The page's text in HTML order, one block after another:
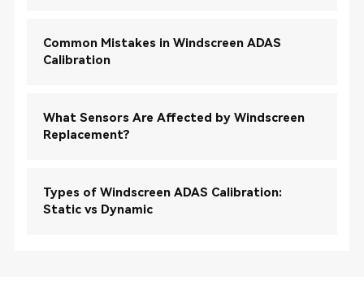
Common Mistakes in Windscreen ADAS
Calibration
What Sensors Are Affected by Windscreen
Replacement?
Types of Windscreen ADAS Calibration:
Static vs Dynamic